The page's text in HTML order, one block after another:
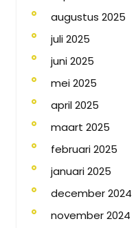
augustus 2025
juli 2025
juni 2025
mei 2025
april 2025
maart 2025
februari 2025
januari 2025
december 2024
november 2024